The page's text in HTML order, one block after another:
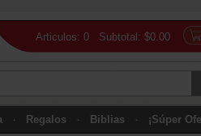
Articulos: 0 Subtotal: $0.00
Regalos Biblias ¡Súper